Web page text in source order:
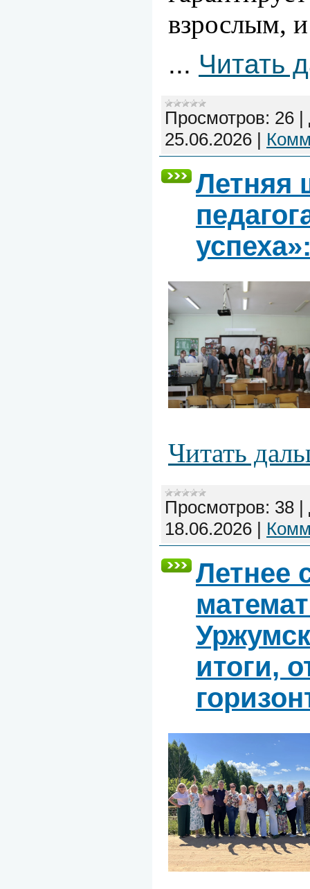
взрослым,
... Читать
Просмотров: 26 |
25.06.2026 |
Летняя
Читать
Просмотров: 38 |
18.06.2026 |
Летнее
итоги,